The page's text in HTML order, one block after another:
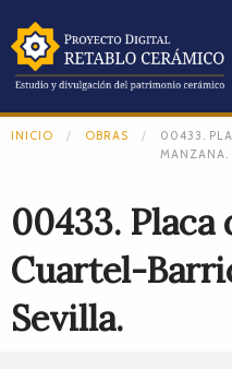
INICIO OBRAS
00433.
MANZANA.
00433. Placa
Cuartel-
Sevilla.